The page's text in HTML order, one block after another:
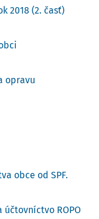
2018 (2. časť)
opravu
obce od SPF.
ROPO